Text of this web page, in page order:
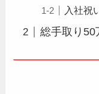
入社祝
総手取り50